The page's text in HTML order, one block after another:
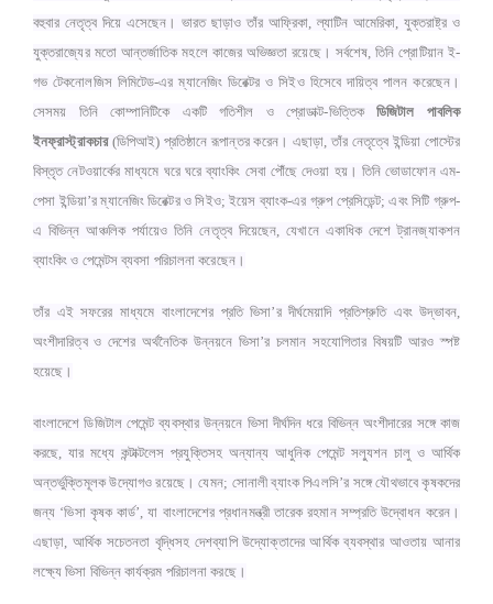
বহুবার নেতৃত্ব দিয়ে এসেছেন। ভারত ছাড়াও তাঁর আফ্রিকা, ল্যাটিন আমেরিকা, যুক্তরাষ্ট্র ও
যুক্তরাজ্যের মতো আন্তর্জাতিক মহলে কাজের অভিজ্ঞতা রয়েছে। সর্বশেষ, তিনি প্রোটিয়ান ই-
গভ টেকনোলজিস লিমিটেড-এর ম্যানেজিং ডিরেক্টর ও সিইও হিসেবে দায়িত্ব পালন করেছেন।
সেসময় তিনি কোম্পানিটিকে একটি গতিশীল ও প্রোডাক্ট-ভিত্তিকডিজিটাল পাবলিক
ইনফ্রাস্ট্রাকচার(ডিপিআই) প্রতিষ্ঠানে রূপান্তর করেন। এছাড়া, তাঁর নেতৃত্বে ইন্ডিয়া পোস্টের
বিস্তৃত নেটওয়ার্কের মাধ্যমে ঘরে ঘরে ব্যাংকিং সেবা পৌঁছে দেওয়া হয়। তিনি ভোডাফোন এম-
পেসা ইন্ডিয়া’র ম্যানেজিং ডিরেক্টর ও সিইও; ইয়েস ব্যাংক-এর গ্রুপ প্রেসিডেন্ট; এবং সিটি গ্রুপ-
এ বিভিন্ন আঞ্চলিক পর্যায়েও তিনি নেতৃত্ব দিয়েছেন, যেখানে একাধিক দেশে ট্রানজ্যাকশন
ব্যাংকিং ও পেমেন্টস ব্যবসা পরিচালনা করেছেন।
তাঁর এই সফরের মাধ্যমে বাংলাদেশের প্রতি ভিসা’র দীর্ঘমেয়াদি প্রতিশ্রুতি এবং উদ্ভাবন,
অংশীদারিত্ব ও দেশের অর্থনৈতিক উন্নয়নে ভিসা’র চলমান সহযোগিতার বিষয়টি আরও স্পষ্ট
হয়েছে।
বাংলাদেশে ডিজিটাল পেমেন্ট ব্যবস্থার উন্নয়নে ভিসা দীর্ঘদিন ধরে বিভিন্ন অংশীদারের সঙ্গে কাজ
করছে, যার মধ্যে কন্টাক্টলেস প্রযুক্তিসহ অন্যান্য আধুনিক পেমেন্ট সল্যুশন চালু ও আর্থিক
অন্তর্ভুক্তিমূলক উদ্যোগও রয়েছে। যেমন; সোনালী ব্যাংক পিএলসি’র সঙ্গে যৌথভাবে কৃষকদের
জন্য ‘ভিসা কৃষক কার্ড’, যা বাংলাদেশের প্রধানমন্ত্রী তারেক রহমান সম্প্রতি উদ্বোধন করেন।
এছাড়া, আর্থিক সচেতনতা বৃদ্ধিসহ দেশব্যাপি উদ্যোক্তাদের আর্থিক ব্যবস্থার আওতায় আনার
লক্ষ্যে ভিসা বিভিন্ন কার্যক্রম পরিচালনা করছে।